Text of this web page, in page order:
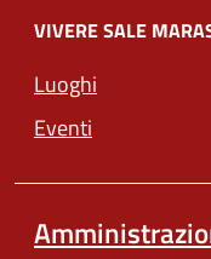
VIVERE SALE
Luoghi
Eventi